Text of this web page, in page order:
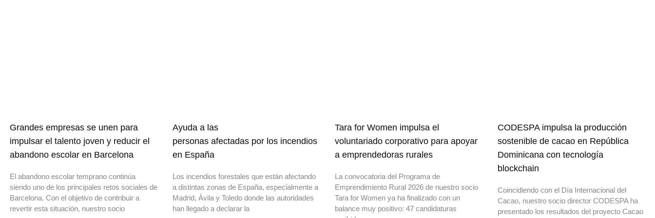
Grandes empresas se unen para
impulsar el talento joven y reducir el
abandono escolar en Barcelona
El abandono escolar temprano continúa
siendo uno de los principales retos sociales de
Barcelona. Con el objetivo de contribuir a
revertir esta situación, nuestro socio
Ayuda a las
personas afectadas por los incendios
en España
Los incendios forestales que están afectando
a distintas zonas de España, especialmente a
Madrid, Ávila y Toledo donde las autoridades
han llegado a declarar la
Tara for Women impulsa el
voluntariado corporativo para apoyar
a emprendedoras rurales
La convocatoria del Programa de
Emprendimiento Rural 2026 de nuestro socio
Tara for Women ya ha finalizado con un
balance muy positivo: 47 candidaturas
CODESPA impulsa la producción
sostenible de cacao en República
Dominicana con tecnología
blockchain
Coincidiendo con el Día Internacional del
Cacao, nuestro socio director CODESPA ha
presentado los resultados del proyecto Cacao